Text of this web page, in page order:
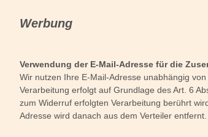
Werbung
Verwendung der E-Mail-Adresse für die
Wir nutzen Ihre E-Mail-Adresse unabhängig
Verarbeitung erfolgt auf Grundlage des Art. 6
zum Widerruf erfolgten Verarbeitung berührt
Adresse wird danach aus dem Verteiler entfernt.